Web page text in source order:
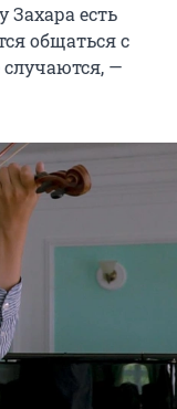
есть
общаться с
—